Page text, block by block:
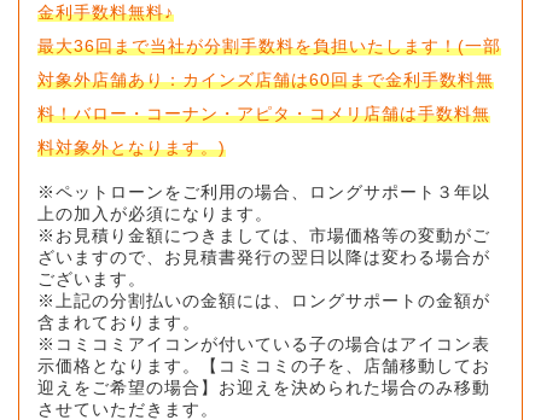
金利手数料無料♪
最大36回まで当社が分割手数料を負担いたします！(一部
対象外店舗あり：カインズ店舗は60回まで金利手数料無
料！バロー・コーナン・アピタ・コメリ店舗は手数料無
料対象外となります。)
※ペットローンをご利用の場合、ロングサポート３年以
上の加入が必須になります。
※お見積り金額につきましては、市場価格等の変動がご
ざいますので、お見積書発行の翌日以降は変わる場合が
ございます。
※上記の分割払いの金額には、ロングサポートの金額が
含まれております。
※コミコミアイコンが付いている子の場合はアイコン表
示価格となります。【コミコミの子を、店舗移動してお
迎えをご希望の場合】お迎えを決められた場合のみ移動
させていただきます。